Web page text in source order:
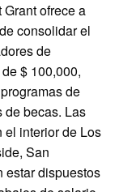
ofrece a
consolidar el
de
$ 100,000,
de
de becas. Las
el interior de Los
San
estar dispuestos